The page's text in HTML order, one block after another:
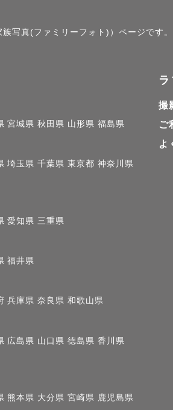
写真(ファミリーフォト)）ページです。
宮城県 秋田県 山形県 福島県
埼玉県 千葉県 東京都 神奈川県
愛知県 三重県
福井県
兵庫県 奈良県 和歌山県
広島県 山口県 徳島県 香川県
熊本県 大分県 宮崎県 鹿児島県
撮
ご
よ